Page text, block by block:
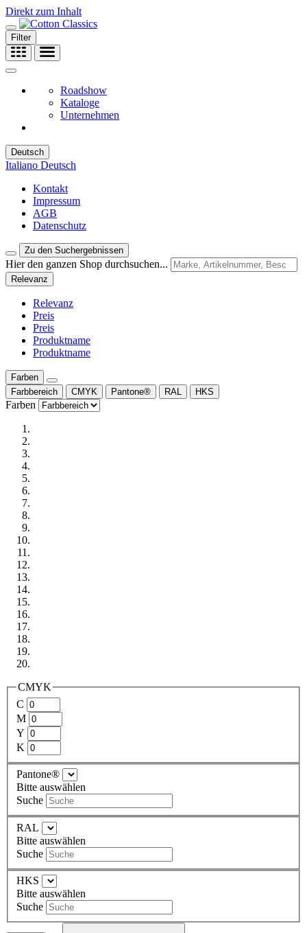
Direkt zum Inhalt
Filter
Roadshow
Kataloge
Unternehmen
Deutsch
Italiano Deutsch
Kontakt
Impressum
AGB
Datenschutz
Zu den Suchergebnissen
Hier den ganzen Shop durchsuchen...
Relevanz
Relevanz
Preis
Preis
Produktname
Produktname
Farben
Farbbereich
CMYK Pantone® RAL HKS
Farben
CMYK
C
M
Y
K
Pantone®
Bitte auswählen
Suche
RAL
Bitte auswählen
Suche
HKS
Bitte auswählen
Suche